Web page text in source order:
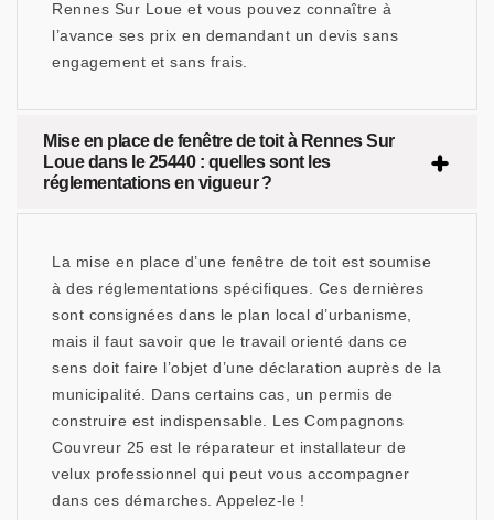
Rennes Sur Loue et vous pouvez connaître à
l’avance ses prix en demandant un devis sans
engagement et sans frais.
Mise en place de fenêtre de toit à Rennes Sur
Loue dans le 25440 : quelles sont les
réglementations en vigueur ?
La mise en place d’une fenêtre de toit est soumise
à des réglementations spécifiques. Ces dernières
sont consignées dans le plan local d’urbanisme,
mais il faut savoir que le travail orienté dans ce
sens doit faire l’objet d’une déclaration auprès de la
municipalité. Dans certains cas, un permis de
construire est indispensable. Les Compagnons
Couvreur 25 est le réparateur et installateur de
velux professionnel qui peut vous accompagner
dans ces démarches. Appelez-le !